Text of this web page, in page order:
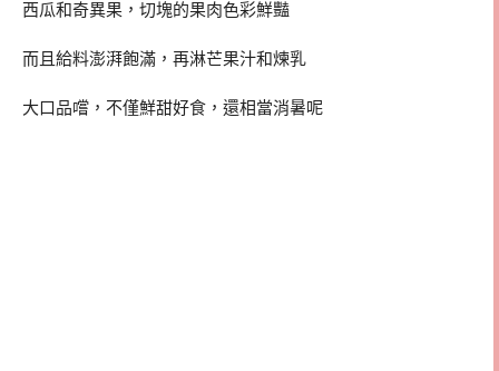
西瓜和奇異果，切塊的果肉色彩鮮豔
而且給料澎湃飽滿，再淋芒果汁和煉乳
大口品嚐，不僅鮮甜好食，還相當消暑呢